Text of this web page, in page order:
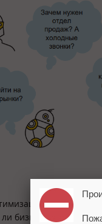
бизнес-
бизнес-процессы.